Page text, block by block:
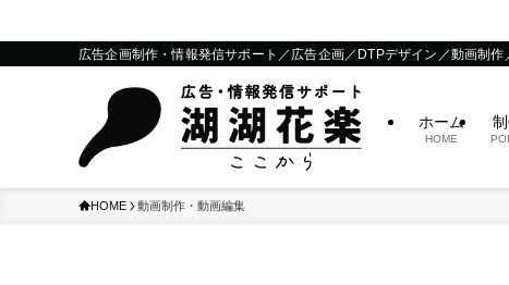
お
広告企画制作・情報発信サポート／広告企画／DTPデザイン／動画制作
ホーム
HOME
HOME 動画制作・動画編集